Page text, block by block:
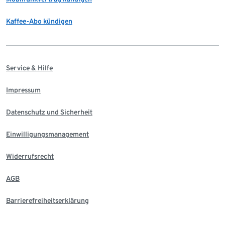
Kaffee-Abo kündigen
Service & Hilfe
Impressum
Datenschutz und Sicherheit
Einwilligungsmanagement
Widerrufsrecht
AGB
Barrierefreiheitserklärung